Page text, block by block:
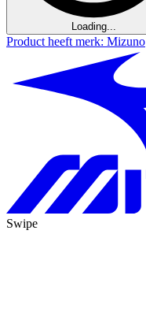
Loading...
Product heeft merk: Mizuno
Swipe